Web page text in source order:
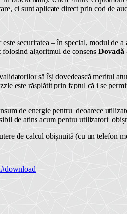
ci sunt aplicate direct prin cod de
securitatea – în special, modul de
algoritmul de consens Dovadă
să își dovedească meritul
este răsplătit prin faptul că i se
de energie pentru, deoarece
de atins acum pentru utilizatorii
de calcul obișnuită (cu un telefon